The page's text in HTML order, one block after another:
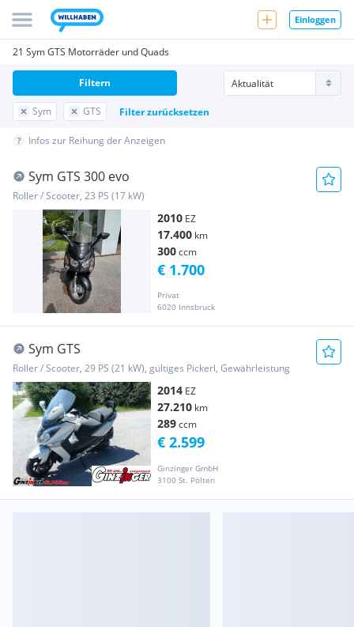
Einloggen
21 Sym GTS Motorräder und Quads
Sym GTS Filter zurücksetzen
Filtern
Infos zur Reihung der Anzeigen
Sym GTS 300 evo
Roller / Scooter, 23 PS (17 kW)
2010 EZ
17.400 km
300ccm
Privat
6020 Innsbruck
€ 1.700
Sym GTS
Roller / Scooter, 29 PS (21 kW), gültiges Pickerl, Gewährleistung
2014 EZ
27.210 km
289ccm
Ginzinger GmbH
3100 St. Pölten
€ 2.599